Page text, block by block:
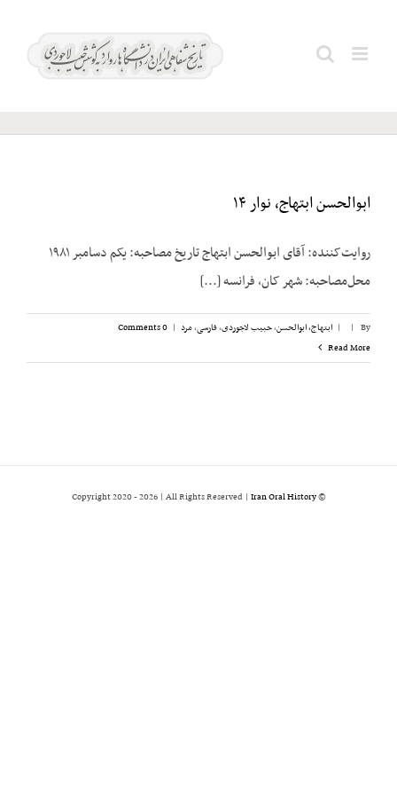
میلر؛
ابوالحسن ابتهاج، نوار ۱۴
روایت‌کننده: آقای ابوالحسن ابتهاج تاریخ مصاحبه: یکم دسامبر ۱۹۸۱
محل‌مصاحبه: شهر کان، فرانسه [...]
By
|
| ابتهاج، ابوالحسن,حبیب لاجوردی,فارسی,مرد |
0 Comments
Read More
© Copyright 2020 -
2026 | All Rights Reserved | Iran Oral History